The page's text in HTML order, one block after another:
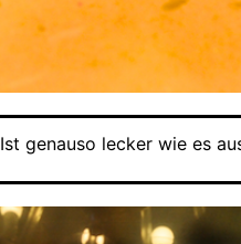
Ist genauso lecker wie es